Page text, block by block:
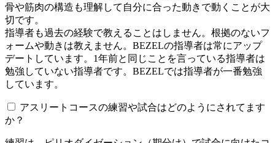
骨や筋肉の構造も理解して自分に合った動きで動くことが大
切です。
指導者も過去の経験で教えることはしません。根拠のないフ
ォームや動きは教えません。BEZELの指導者は常にアップ
デートしています。1年前と同じことを言っている指導者は
勉強していない指導者です。BEZELでは指導者が一番勉強
しています。
アスリートコースの練習や試合はどのようにされてます
か？